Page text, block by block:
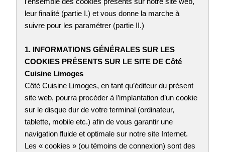
leur finalité (partie I.) et vous donne la marche à
suivre pour les paramétrer (partie II.)
1. INFORMATIONS GÉNÉRALES SUR LES
COOKIES PRÉSENTS SUR LE SITE DE Côté
Cuisine Limoges
Côté Cuisine Limoges, en tant qu’éditeur du présent
site web, pourra procéder à l’implantation d’un cookie
sur le disque dur de votre terminal (ordinateur,
tablette, mobile etc.) afin de vous garantir une
navigation fluide et optimale sur notre site Internet.
Les « cookies » (ou témoins de connexion) sont des